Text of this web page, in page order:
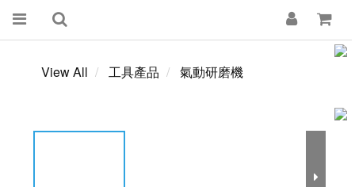
View All 工具產品 氣動研磨機